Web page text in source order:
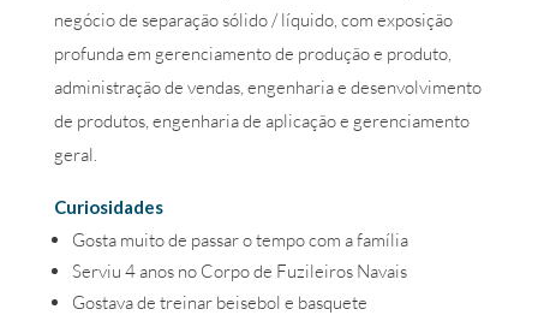
negócio de separação sólido / líquido, com exposição
profunda em gerenciamento de produção e produto,
administração de vendas, engenharia e desenvolvimento
de produtos, engenharia de aplicação e gerenciamento
geral.
Curiosidades
Gosta muito de passar o tempo com a família
Serviu 4 anos no Corpo de Fuzileiros Navais
Gostava de treinar beisebol e basquete